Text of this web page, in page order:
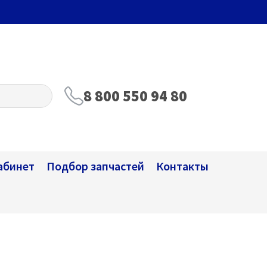
8 800 550 94 80
Подбор запчастей Контакты